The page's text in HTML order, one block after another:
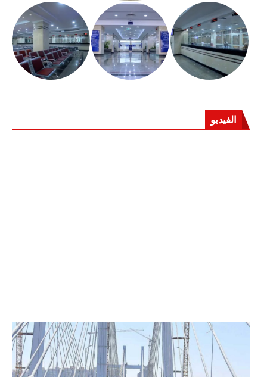
الفيديو
الرئيس عبد الفتاح السيسي يفتتح محور روض الفرج
وكوبري تحيا مصر